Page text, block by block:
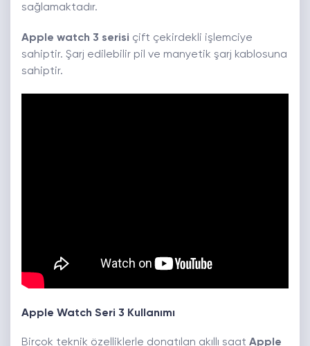
sağlamaktadır.
Apple watch 3 serisi çift çekirdekli işlemciye
sahiptir. Şarj edilebilir pil ve manyetik şarj kablosuna
sahiptir.
Apple Watch Seri 3 Kullanımı
Birçok teknik özelliklerle donatılan akıllı saat Apple